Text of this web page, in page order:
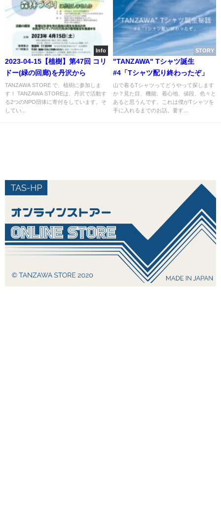
Info
2023-04-15【植樹】第47回 コリ
ドー(緑の回廊)を丹沢から
TANZAWA STORE で、植樹に参加しま
す！ TANZAWA STOREは、丹沢で活動す
る2つのNPO団体に寄付をしています。そ
してい...
STORY
"TANZAWA" Tシャツ誕生
#4「Tシャツ配り終わったぞ」
山で着るTシャツってどうやって探します
か？見た目、機能、着心地、値段、色々と
あると思うんです。これは僕がTシャツを
手に入れるまでのお話。要す...